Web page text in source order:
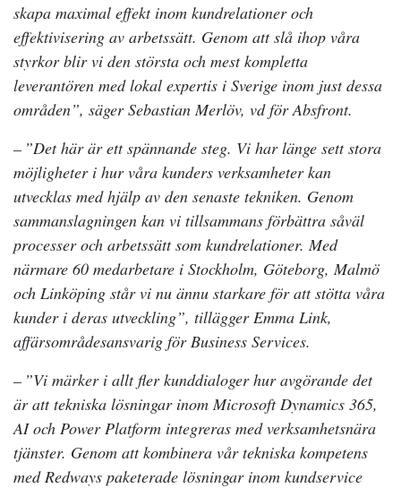
skapa maximal effekt inom kundrelationer och
effektivisering av arbetssätt. Genom att slå ihop våra
styrkor blir vi den största och mest kompletta
leverantören med lokal expertis i Sverige inom just dessa
områden”, säger Sebastian Merlöv, vd för Absfront.
– ”Det här är ett spännande steg. Vi har länge sett stora
möjligheter i hur våra kunders verksamheter kan
utvecklas med hjälp av den senaste tekniken. Genom
sammanslagningen kan vi tillsammans förbättra såväl
processer och arbetssätt som kundrelationer. Med
närmare 60 medarbetare i Stockholm, Göteborg, Malmö
och Linköping står vi nu ännu starkare för att stötta våra
kunder i deras utveckling”, tillägger Emma Link,
affärsområdesansvarig för Business Services.
– ”Vi märker i allt fler kunddialoger hur avgörande det
är att tekniska lösningar inom Microsoft Dynamics 365,
AI och Power Platform integreras med verksamhetsnära
tjänster. Genom att kombinera vår tekniska kompetens
med Redways paketerade lösningar inom kundservice